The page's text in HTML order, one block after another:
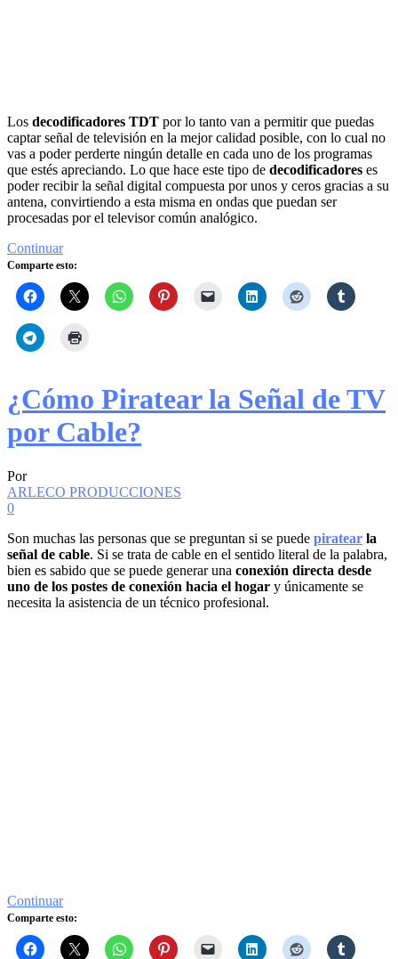
Los decodificadores TDT por lo tanto van a permitir que puedas
captar señal de televisión en la mejor calidad posible, con lo cual no
vas a poder perderte ningún detalle en cada uno de los programas
que estés apreciando. Lo que hace este tipo de decodificadores es
poder recibir la señal digital compuesta por unos y ceros gracias a su
antena, convirtiendo a esta misma en ondas que puedan ser
procesadas por el televisor común analógico.
Continuar
Comparte esto:
¿Cómo Piratear la Señal de TV
por Cable?
Por
ARLECO PRODUCCIONES
0
Son muchas las personas que se preguntan si se puede piratear la
señal de cable. Si se trata de cable en el sentido literal de la palabra,
bien es sabido que se puede generar una conexión directa desde
uno de los postes de conexión hacia el hogar y únicamente se
necesita la asistencia de un técnico profesional.
Continuar
Comparte esto: